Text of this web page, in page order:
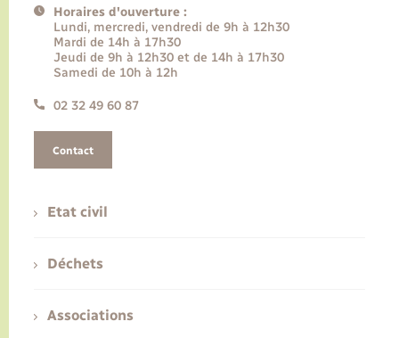
Horaires d'ouverture :
Lundi, mercredi, vendredi de 9h à 12h30
Mardi de 14h à 17h30
Jeudi de 9h à 12h30 et de 14h à 17h30
Samedi de 10h à 12h
02 32 49 60 87
Contact
Etat civil
Déchets
Associations